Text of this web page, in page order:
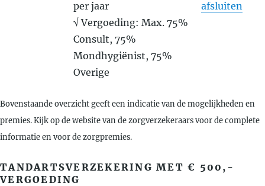
per jaar
√ Vergoeding: Max. 75%
Consult, 75%
Mondhygiënist, 75%
Overige
afsluiten
Bovenstaande overzicht geeft een indicatie van de mogelijkheden en
premies. Kijk op de website van de zorgverzekeraars voor de complete
informatie en voor de zorgpremies.
TANDARTSVERZEKERING MET € 500,-
VERGOEDING